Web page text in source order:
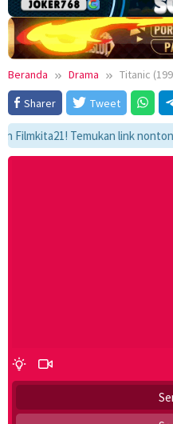
Beranda Drama
Titanic
Sharer
Tweet
Temukan link nonton